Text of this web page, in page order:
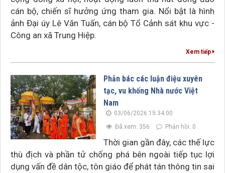
cán bộ, chiến sĩ hưởng ứng tham gia. Nổi bật là hình
ảnh Đại úy Lê Văn Tuấn, cán bộ Tổ Cảnh sát khu vực -
Công an xã Trung Hiệp.
Xem tiếp
Phản bác các luận điệu xuyên
tạc, vu khống Nhà nước Việt
Nam
03/06/2026 15:34:00
Đã xem: 356
Phản hồi: 0
Thời gian gần đây, các thế lực
thù địch và phần tử chống phá bên ngoài tiếp tục lợi
dụng vấn đề dân tộc, tôn giáo để phát tán thông tin sai